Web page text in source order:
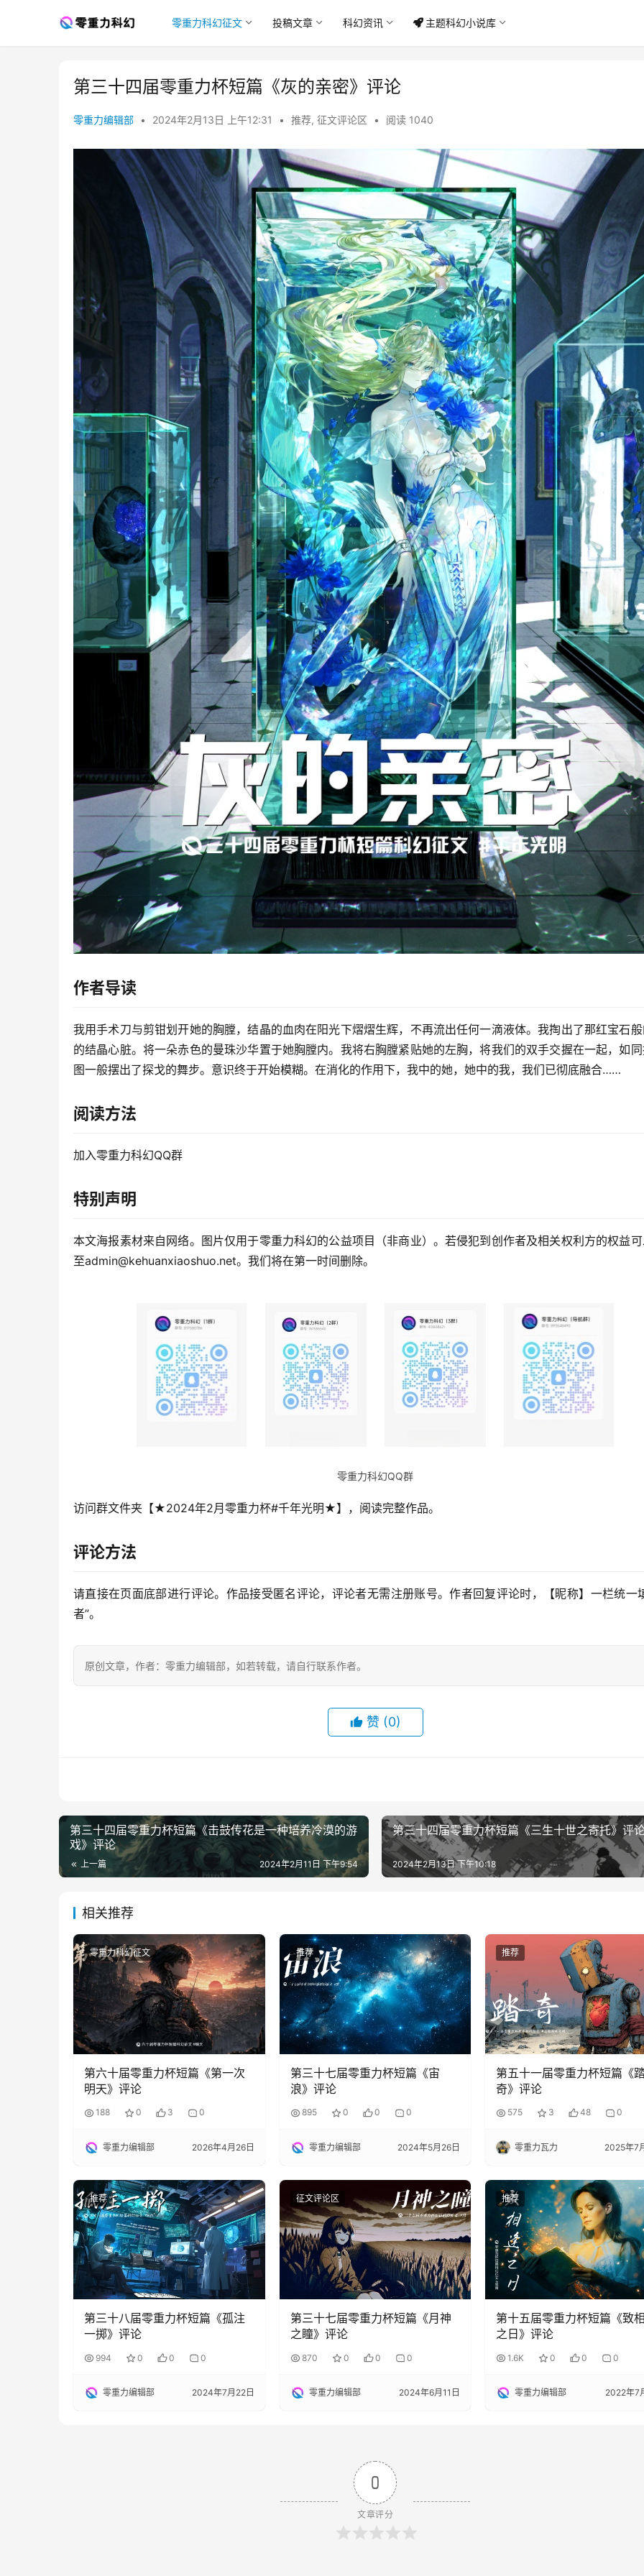
零重力科幻征文 投稿文章 科幻资讯 主题科幻小说库
第三十四届零重力杯短篇《灰的亲密》评论
零重力编辑部 • 2024年2月13日 上午12:31 • 推荐, 征文评论区 • 阅读 1040
作者导读
我用手术刀与剪钳划开她的胸膛，结晶的血肉在阳光下熠熠生辉，不再流出任何一滴液体。我掏出了那红宝石
的结晶心脏。将一朵赤色的曼珠沙华置于她胸膛内。我将右胸膛紧贴她的左胸，将我们的双手交握在一起，如
图一般摆出了探戈的舞步。意识终于开始模糊。在消化的作用下，我中的她，她中的我，我们已彻底融合……
阅读方法
加入零重力科幻QQ群
特别声明
本文海报素材来自网络。图片仅用于零重力科幻的公益项目（非商业）。若侵犯到创作者及相关权利方的权益
至admin@kehuanxiaoshuo.net。我们将在第一时间删除。
零重力科幻QQ群
访问群文件夹【★2024年2月零重力杯#千年光明★】，阅读完整作品。
评论方法
请直接在页面底部进行评论。作品接受匿名评论，评论者无需注册账号。作者回复评论时，【昵称】一栏统一
者”。
原创文章，作者：零重力编辑部，如若转载，请自行联系作者。
赞 (0)
第三十四届零重力杯短篇《击鼓传花是一种培养冷漠的游
戏》评论
上一篇 2024年2月11日 下午9:54
第三十四届零重力杯短篇《三生十世之寄托》评
2024年2月13日 下午10:18
相关推荐
零重力科幻征文
第六十届零重力杯短篇《第一次
明天》评论
188 0 3 0
零重力编辑部 2026年4月26日
推荐
第三十七届零重力杯短篇《宙
浪》评论
895 0 0 0
零重力编辑部 2024年5月26日
推荐
第五十一届零重力杯短篇《
奇》评论
575 3 48 0
零重力瓦力 2025年7
推荐
第三十八届零重力杯短篇《孤注
一掷》评论
994 0 0 0
零重力编辑部 2024年7月22日
征文评论区
第三十七届零重力杯短篇《月神
之瞳》评论
870 0 0 0
零重力编辑部 2024年6月11日
推荐
第十五届零重力杯短篇《致
之日》评论
1.6K 0 0 0
零重力编辑部 2022年7
0
文章评分